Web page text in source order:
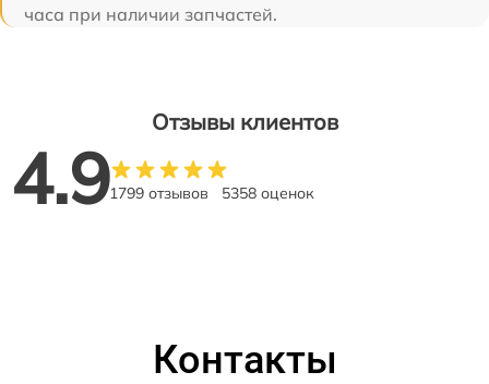
часа при наличии запчастей.
Отзывы клиентов
4.91799 отзывов 5358 оценок
Контакты